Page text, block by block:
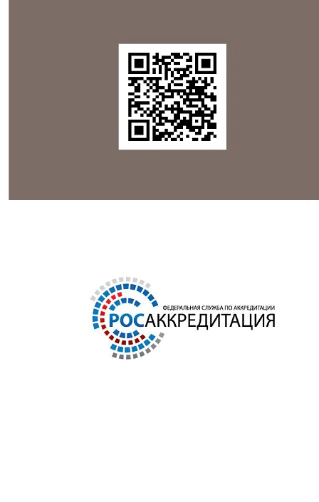
в соответствии с законодательством Российской Федерации
об аккредитации в национальной системе аккредитации на
проведение поверки средств измерений юридические лица и
индивидуальные предприниматели» п. 2, ст. 13, N 102-ФЗ.
Проверить свидетельство во ФГИС "Аршин"